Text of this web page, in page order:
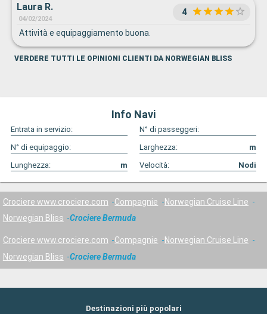
Laura R.
04/02/2024
4
Attività e equipaggiamento buona.
VERDERE TUTTI LE OPINIONI CLIENTI DA NORWEGIAN BLISS
Info Navi
Entrata in servizio:
N° di passeggeri:
N° di equipaggio:
Larghezza:
m
Lunghezza:
m Velocità: Nodi
Crociere www.crociere.com Compagnie
Norwegian Cruise Line
Norwegian Bliss
Crociere Bermuda
Crociere www.crociere.com Compagnie
Norwegian Cruise Line
Norwegian Bliss
Crociere Bermuda
Destinazioni più popolari